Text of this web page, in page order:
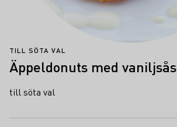
TILL SÖTA VAL
Äppeldonuts med vaniljsås
till söta val